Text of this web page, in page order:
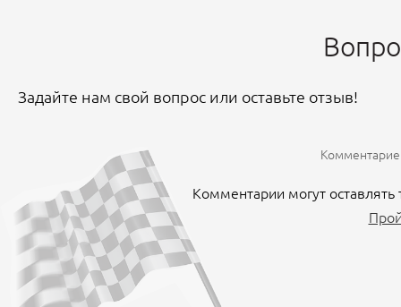
Задайте нам свой вопрос или оставьте отзыв!
Комментарии могут